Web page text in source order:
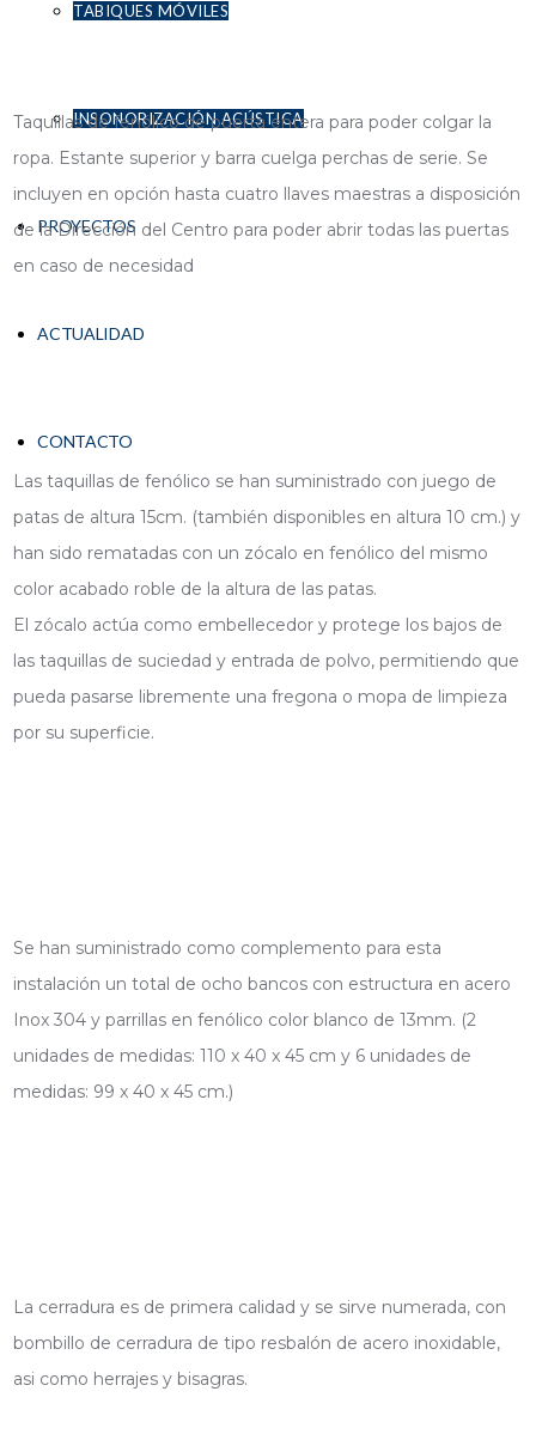
TABIQUES MÓVILES
INSONORIZACIÓN ACÚSTICA
PROYECTOS
ACTUALIDAD
CONTACTO
Taquillas de fenólico de puerta entera para poder colgar la
ropa. Estante superior y barra cuelga perchas de serie. Se
incluyen en opción hasta cuatro llaves maestras a disposición
de la Dirección del Centro para poder abrir todas las puertas
en caso de necesidad
Las taquillas de fenólico se han suministrado con juego de
patas de altura 15cm. (también disponibles en altura 10 cm.) y
han sido rematadas con un zócalo en fenólico del mismo
color acabado roble de la altura de las patas.
El zócalo actúa como embellecedor y protege los bajos de
las taquillas de suciedad y entrada de polvo, permitiendo que
pueda pasarse libremente una fregona o mopa de limpieza
por su superficie.
Se han suministrado como complemento para esta
instalación un total de ocho bancos con estructura en acero
Inox 304 y parrillas en fenólico color blanco de 13mm. (2
unidades de medidas: 110 x 40 x 45 cm y 6 unidades de
medidas: 99 x 40 x 45 cm.)
La cerradura es de primera calidad y se sirve numerada, con
bombillo de cerradura de tipo resbalón de acero inoxidable,
asi como herrajes y bisagras.